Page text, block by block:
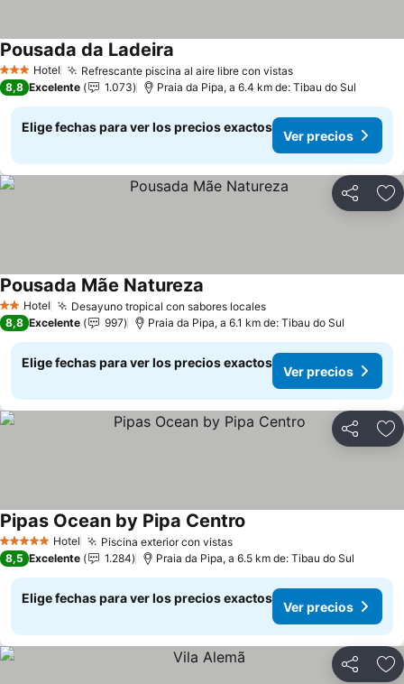
3 Estrellas
Hotel Refrescante piscina al aire libre con vistas
Pousada da Ladeira
8,8 Excelente 1.073 Praia da Pipa, a 6.4 km de: Tibau do Sul
Elige fechas para ver los precios exactos
Ver precios
Compartir
2 Estrellas
Hotel Desayuno tropical con sabores locales
Pousada Mãe Natureza
8,8 Excelente 997 Praia da Pipa, a 6.1 km de: Tibau do Sul
Elige fechas para ver los precios exactos
Ver precios
Compartir
5 Estrellas Hotel Piscina exterior con vistas
Pipas Ocean by Pipa Centro
8,5 Excelente 1.284 Praia da Pipa, a 6.5 km de: Tibau do Sul
Elige fechas para ver los precios exactos
Ver precios
Compartir